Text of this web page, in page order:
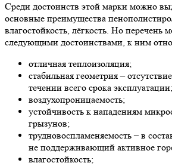
Среди достоинств этой марки можно
основные преимущества
влагостойкость, лёгкость. Но перечень
следующими достоинствами, к ним
отличная теплоизоляция;
стабильная геометрия –
течении всего срока эксплуатации;
воздухопроницаемость;
устойчивость к нападениям
грызунов;
трудновоспламеняемость – в
не поддерживающий активное
влагостойкость;